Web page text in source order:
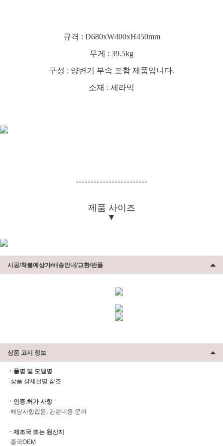
규격 : D680xW400xH450mm
무게 : 39.5kg
구성 : 양변기 부속 포함 제품입니다.
소재 : 세라믹
------------------------
제품 사이즈
▼
시공/착불예상가/배송안내/교환/반품
상품 고시 정보
ㆍ품명 및 모델명
상품 상세설명 참조
ㆍ인증.허가 사항
해당사항없음, 관련내용 문의
ㆍ제조국 또는 원산지
중국OEM